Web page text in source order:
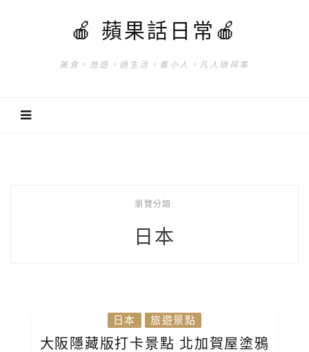
🍎 蘋果話日常🍎
美食。旅遊。過生活。養小人。凡人瑣碎事
瀏覽分類:
日本
日本 旅遊景點
大阪隱藏版打卡景點 北加賀屋塗鴉